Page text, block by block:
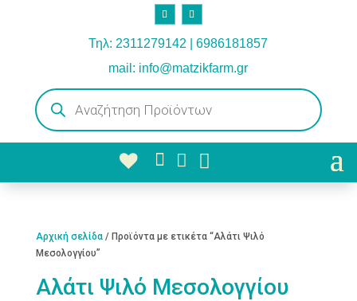
Τηλ: 2311279142 | 6986181857
mail: info@matzikfarm.gr
Products
search
  
Αρχική σελίδα/ Προϊόντα με ετικέτα “Αλάτι Ψιλό
Μεσολογγίου”
Αλάτι Ψιλό Μεσολογγίου